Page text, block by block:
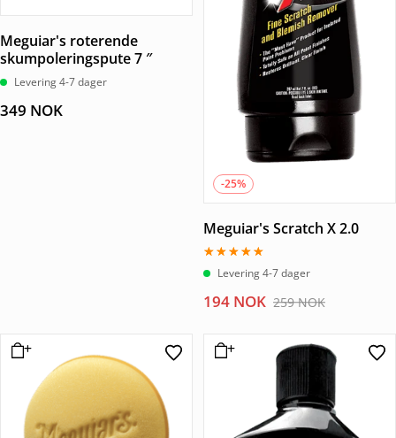
Meguiar's roterende
skumpoleringspute 7 ″
Levering 4-7 dager
349 NOK
-25%
Meguiar's Scratch X 2.0
Vurdert
5.00Levering 4-7 dager
259NOK
Opprinnelig
var:
259 NOK.
194 NOK
Nåværende
er:
194 NOK.